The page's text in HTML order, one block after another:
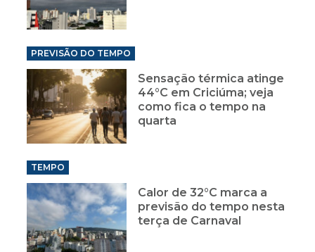
PREVISÃO DO TEMPO
Sensação térmica atinge
44°C em Criciúma; veja
como fica o tempo na
quarta
TEMPO
Calor de 32°C marca a
previsão do tempo nesta
terça de Carnaval